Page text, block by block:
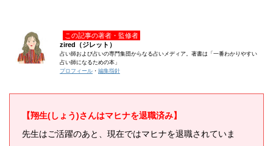
この記事の著者・監修者
zired（ジレット）
占い師および占いの専門集団からなる占いメディア。著書は「一番わかりやすい
占い師になるための本」
プロフィール ・ 編集指針
【翔生(しょう)さんはマヒナを退職済み】
先生はご活躍のあと、現在ではマヒナを退職されていま